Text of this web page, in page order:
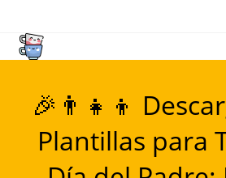
contenido
🎉👨‍👧‍👦
Plantillas para